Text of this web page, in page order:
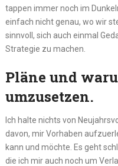
tappen immer noch im
einfach nicht genau, wo wir
sinnvoll, sich auch einmal
Strategie zu machen.
Pläne und
umzusetzen.
Ich halte nichts von
davon, mir Vorhaben
kann und möchte. Es geht
die ich mir auch noch um